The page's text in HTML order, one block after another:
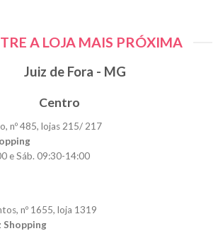
A LOJA MAIS PRÓXIMA
Juiz de Fora - MG
Centro
nº 485, lojas 215/ 217
e Sáb. 09:30-14:00
nº 1655, loja 1319
Shopping